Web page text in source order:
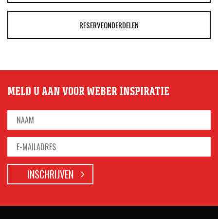
RESERVEONDERDELEN
MELD U AAN VOOR WEBER INSPIRATIE